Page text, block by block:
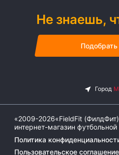
Не знаешь,
Подобрать
«2009-2026«FieldFit
интернет-магазин
Политика
Пользовательское соглашение